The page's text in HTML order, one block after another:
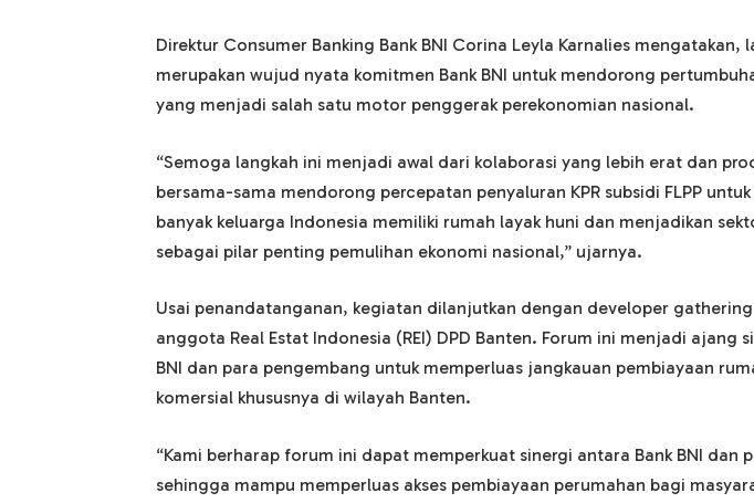
Direktur Consumer Banking Bank BNI Corina Leyla Karnalies mengatakan,
merupakan wujud nyata komitmen Bank BNI untuk mendorong
yang menjadi salah satu motor penggerak perekonomian nasional.
“Semoga langkah ini menjadi awal dari kolaborasi yang lebih erat dan
bersama-sama mendorong percepatan penyaluran KPR subsidi FLPP
banyak keluarga Indonesia memiliki rumah layak huni dan menjadikan
sebagai pilar penting pemulihan ekonomi nasional,” ujarnya.
Usai penandatanganan, kegiatan dilanjutkan dengan developer
anggota Real Estat Indonesia (REI) DPD Banten. Forum ini menjadi ajang
BNI dan para pengembang untuk memperluas jangkauan pembiayaan
komersial khususnya di wilayah Banten.
“Kami berharap forum ini dapat memperkuat sinergi antara Bank BNI dan
sehingga mampu memperluas akses pembiayaan perumahan bagi